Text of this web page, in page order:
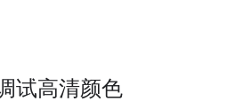
试高清颜色